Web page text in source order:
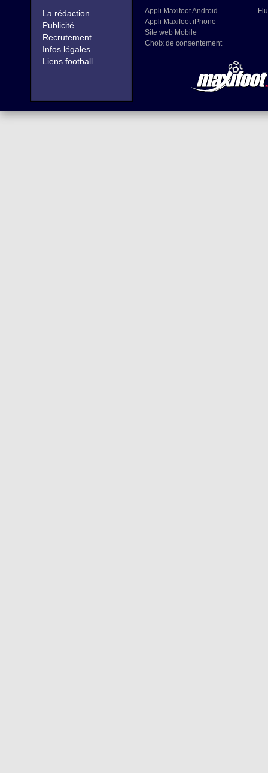
La rédaction
Publicité
Recrutement
Infos légales
Liens football
Appli Maxifoot Android
Appli Maxifoot iPhone
Site web Mobile
Choix de consentement